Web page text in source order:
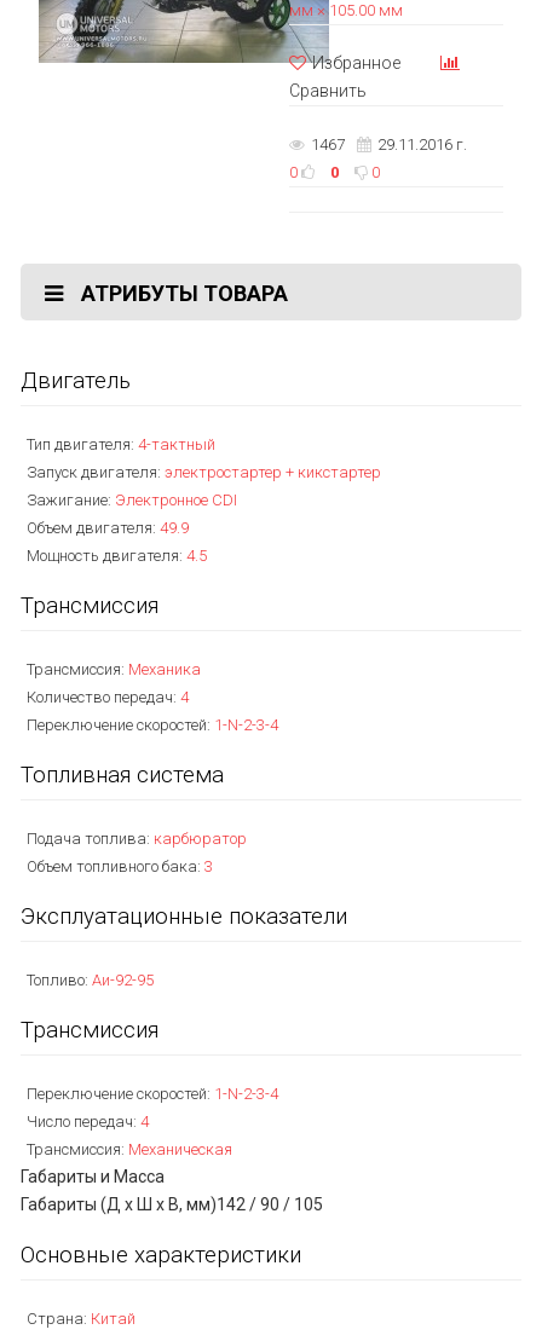
мм × 105.00 мм
Избранное
Сравнить
1467
29.11.2016 г.
0
0 0
АТРИБУТЫ ТОВАРА
Двигатель
Тип двигателя: 4-тактный
Запуск двигателя: электростартер + кикстартер
Зажигание: Электронное CDI
Объем двигателя: 49.9
Мощность двигателя: 4.5
Трансмиссия
Трансмиссия: Механика
Количество передач: 4
Переключение скоростей: 1-N-2-3-4
Топливная система
Подача топлива: карбюратор
Объем топливного бака: 3
Эксплуатационные показатели
Топливо: Аи-92-95
Трансмиссия
Переключение скоростей: 1-N-2-3-4
Число передач: 4
Трансмиссия: Механическая
Габариты и Масса
Габариты (Д х Ш х В, мм)142 / 90 / 105
Основные характеристики
Страна: Китай